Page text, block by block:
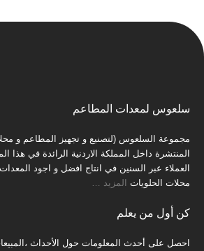
سلعوس لمعدات المطاعم
مجموعة السلعوس (لتصنيع و تجهيز المطاعم و
المنتشرة داخل المملكة الاردنية الرائدة في هذا
العملاء عبر السنين في انتاج افضل و اجود
محلات الحلويات المزيد
كن أول من يعلم
احصل على أحدث المعلومات حول الأحداث